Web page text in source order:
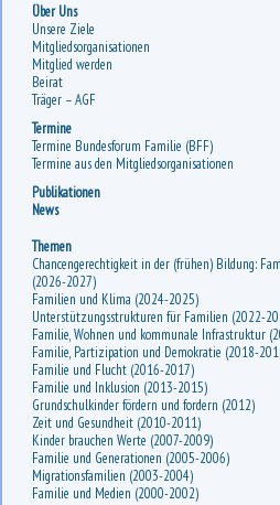
Über Uns
Unsere Ziele
Mitgliedsorganisationen
Mitglied werden
Beirat
Träger – AGF
Termine
Termine Bundesforum Familie (BFF)
Termine aus den Mitgliedsorganisationen
Publikationen
News
Themen
Chancengerechtigkeit in der (frühen) Bildung:
(2026-2027)
Familien und Klima (2024-2025)
Unterstützungsstrukturen für Familien (2022-
Familie, Wohnen und kommunale Infrastruktur
Familie, Partizipation und Demokratie (2018-
Familie und Flucht (2016-2017)
Familie und Inklusion (2013-2015)
Grundschulkinder fördern und fordern (2012)
Zeit und Gesundheit (2010-2011)
Kinder brauchen Werte (2007-2009)
Familie und Generationen (2005-2006)
Migrationsfamilien (2003-2004)
Familie und Medien (2000-2002)